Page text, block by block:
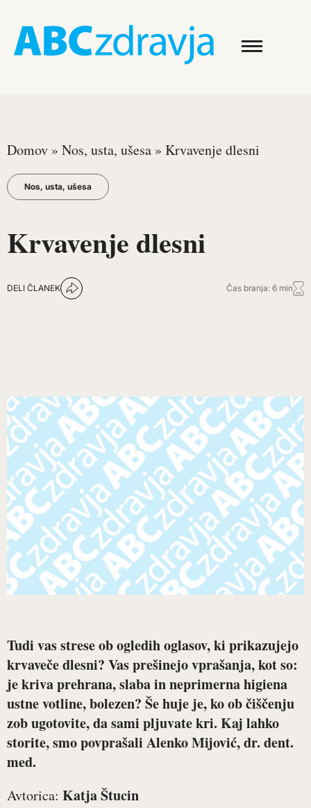
Domov » Nos, usta, ušesa » Krvavenje dlesni
Nos, usta, ušesa
Krvavenje dlesni
DELI ČLANEK Čas branja: 6 min
Tudi vas strese ob ogledih oglasov, ki prikazujejo
krvaveče dlesni? Vas prešinejo vprašanja, kot so:
je kriva prehrana, slaba in neprimerna higiena
ustne votline, bolezen? Še huje je, ko ob čiščenju
zob ugotovite, da sami pljuvate kri. Kaj lahko
storite, smo povprašali Alenko Mijović, dr. dent.
med.
Avtorica: Katja Štucin